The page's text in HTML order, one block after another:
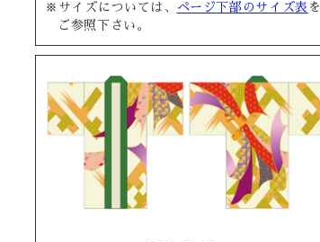
※サイズについては、 ページ下部のサイズ表 を
ご参照下さい。